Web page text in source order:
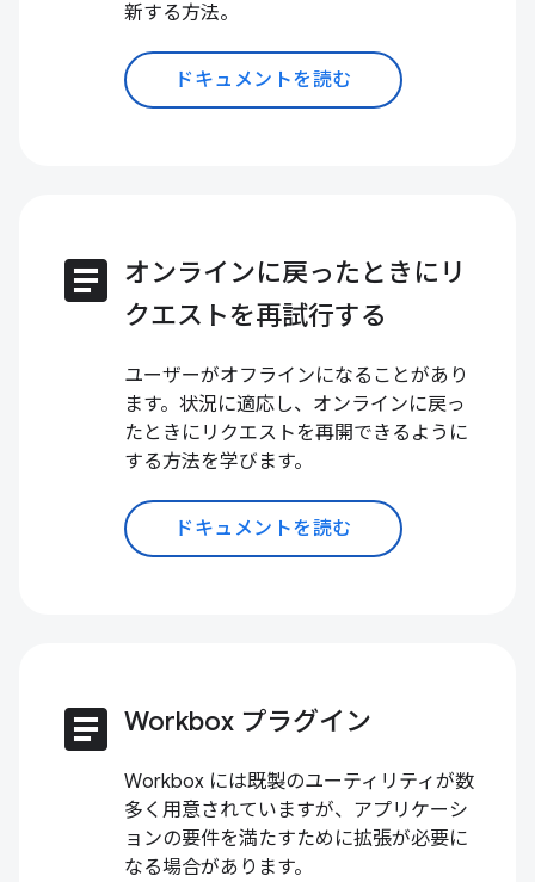
新する方法。
ドキュメントを読む
article オンラインに戻ったときにリ
クエストを再試行する
ユーザーがオフラインになることがあり
ます。状況に適応し、オンラインに戻っ
たときにリクエストを再開できるように
する方法を学びます。
ドキュメントを読む
article Workbox プラグイン
Workbox には既製のユーティリティが数
多く用意されていますが、アプリケーシ
ョンの要件を満たすために拡張が必要に
なる場合があります。